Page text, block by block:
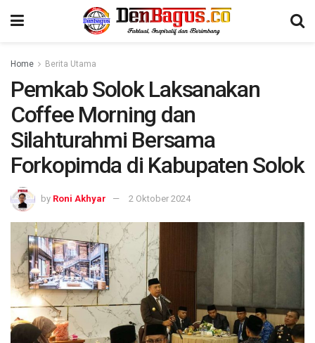
Home Berita Utama
Pemkab Solok Laksanakan
Coffee Morning dan
Silahturahmi Bersama
Forkopimda di Kabupaten Solok
by Roni Akhyar 2 Oktober 2024